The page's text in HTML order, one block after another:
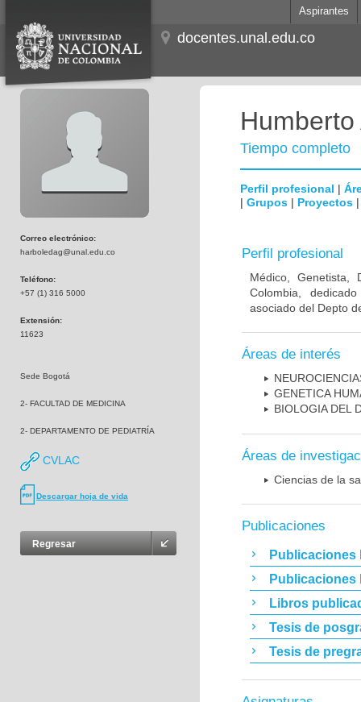
Aspirantes
docentes.unal.edu.co
Correo electrónico:
harboledag@unal.edu.co
Teléfono:
+57 (1) 316 5000
Extensión:
11623
Sede Bogotá
2- FACULTAD DE MEDICINA
2- DEPARTAMENTO DE PEDIATRÍA
CVLAC
Descargar hoja de vida
Regresar
Tiempo completo
Perfil profesional |
| Grupos | Proyectos
Perfil profesional
Médico, Genetista,
Colombia,
asociado del Depto
Áreas de interés
GENETICA
BIOLOGIA DEL
Áreas de
Ciencias de la
Publicaciones
Publicaciones
Publicaciones
Libros
Tesis de
Tesis de